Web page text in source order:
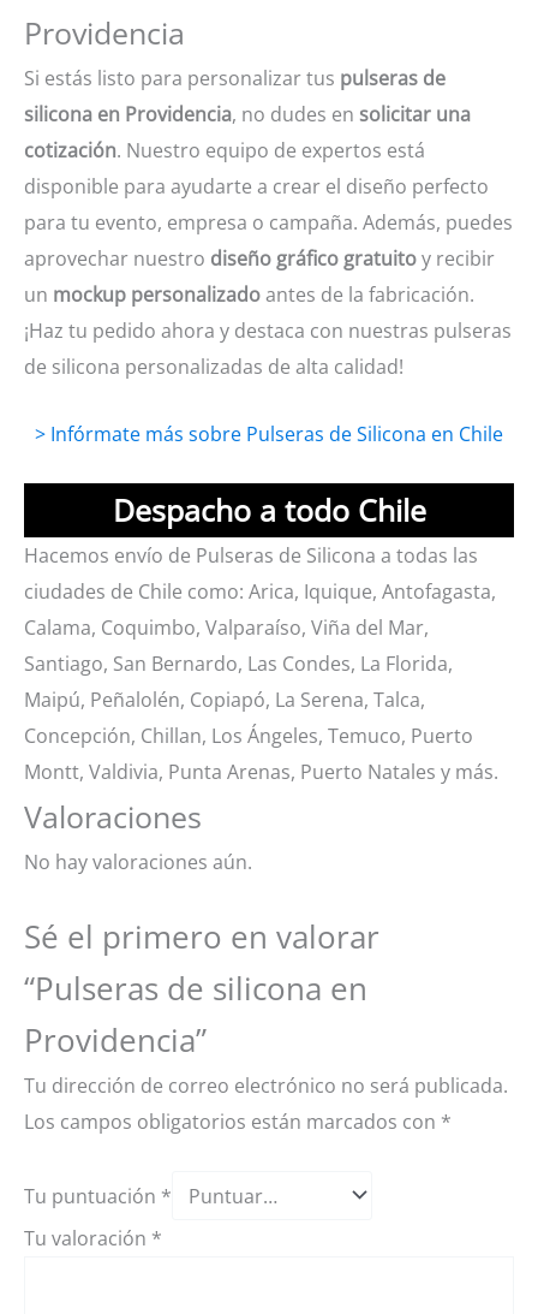
Providencia
Si estás listo para personalizar tus pulseras de
silicona en Providencia, no dudes en solicitar una
cotización. Nuestro equipo de expertos está
disponible para ayudarte a crear el diseño perfecto
para tu evento, empresa o campaña. Además, puedes
aprovechar nuestro diseño gráfico gratuitoy recibir
un mockup personalizadoantes de la fabricación.
¡Haz tu pedido ahora y destaca con nuestras pulseras
de silicona personalizadas de alta calidad!
> Infórmate más sobre Pulseras de Silicona en Chile
Despacho a todo Chile
Hacemos envío de Pulseras de Silicona a todas las
ciudades de Chile como: Arica, Iquique, Antofagasta,
Calama, Coquimbo, Valparaíso, Viña del Mar,
Santiago, San Bernardo, Las Condes, La Florida,
Maipú, Peñalolén, Copiapó, La Serena, Talca,
Concepción, Chillan, Los Ángeles, Temuco, Puerto
Montt, Valdivia, Punta Arenas, Puerto Natales y más.
Valoraciones
No hay valoraciones aún.
Sé el primero en valorar
“Pulseras de silicona en
Providencia”
Tu dirección de correo electrónico no será publicada.
Los campos obligatorios están marcados con *
Tu puntuación *
Tu valoración *